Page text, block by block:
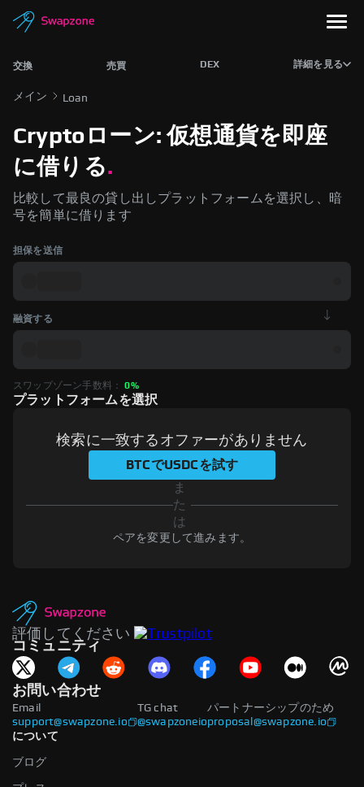
交換 売買 DEX 詳細を見る
メイン Loan
Cryptoローン: 仮想通貨を即座
に借りる.
比較して最良の貸し出しプラットフォームを選択し、暗
号を簡単に借ります
担保を送信
融資する
スワップゾーン手数料：0%
プラットフォームを選択
検索に一致するオファーがありません
BTCでUSDCを試す
ま
た
は
ペアを変更して進みます。
評価してください
コミュニティ
お問い合わせ
Email
support@swapzone.io
パートナーシップのため
proposal@swapzone.io
TG chat
@swapzoneio
について
ブログ